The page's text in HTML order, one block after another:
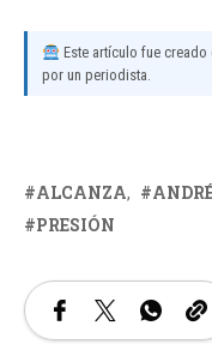
Este artículo fue
por un periodista.
ALCANZA
PRESIÓN